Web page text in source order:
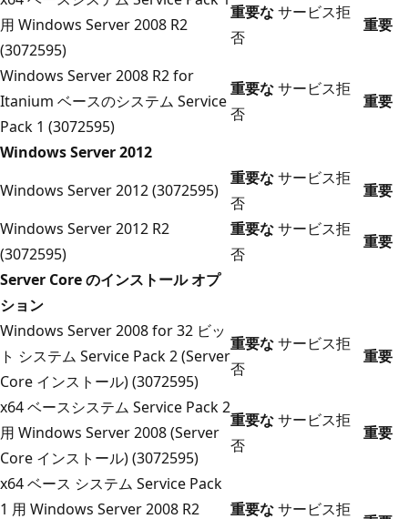
用 Windows Server 2008 R2
(3072595)
重要なサービス拒
否
重要
Windows Server 2008 R2 for
Itanium ベースのシステム Service
Pack 1 (3072595)
重要なサービス拒
否
重要
Windows Server 2012
Windows Server 2012 (3072595)
重要なサービス拒
否
重要
Windows Server 2012 R2
(3072595)
重要なサービス拒
否
重要
Server Core のインストール オプ
ション
Windows Server 2008 for 32 ビッ
ト システム Service Pack 2 (Server
Core インストール) (3072595)
重要なサービス拒
否
重要
x64 ベースシステム Service Pack 2
用 Windows Server 2008 (Server
Core インストール) (3072595)
重要なサービス拒
否
重要
x64 ベース システム Service Pack
1 用 Windows Server 2008 R2
重要なサービス拒